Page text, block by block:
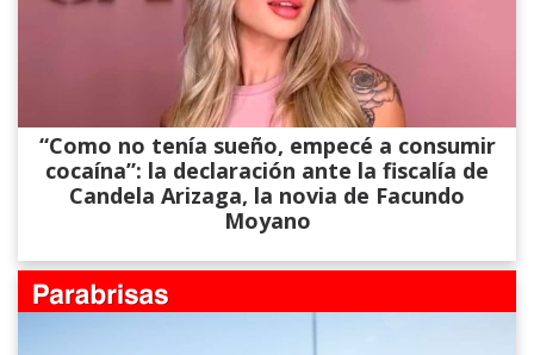
“Como no tenía sueño, empecé a consumir
cocaína”: la declaración ante la fiscalía de
Candela Arizaga, la novia de Facundo
Moyano